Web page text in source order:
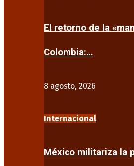
El retorno de la
Colombia:…
8 agosto, 2026
Internacional
México militariza la